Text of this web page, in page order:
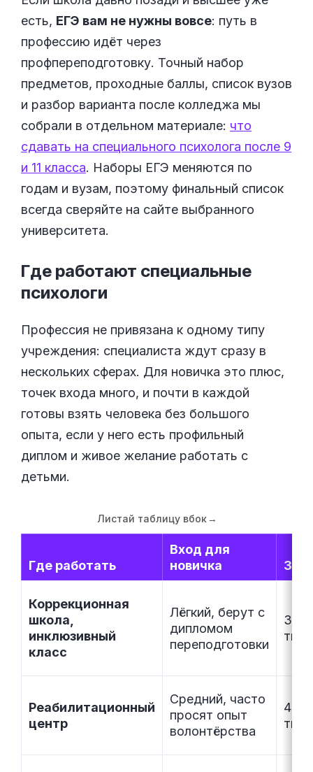
есть, ЕГЭ вам не нужны вовсе: путь в
профессию идёт через
профпереподготовку. Точный набор
предметов, проходные баллы, список вузов
и разбор варианта после колледжа мы
собрали в отдельном материале: что
сдавать на специального психолога после 9
и 11 класса. Наборы ЕГЭ меняются по
годам и вузам, поэтому финальный список
всегда сверяйте на сайте выбранного
университета.
Где работают специальные
психологи
Профессия не привязана к одному типу
учреждения: специалиста ждут сразу в
нескольких сферах. Для новичка это плюс,
точек входа много, и почти в каждой
готовы взять человека без большого
опыта, если у него есть профильный
диплом и живое желание работать с
детьми.
Листай таблицу вбок→
Где работать
Вход для
новичка
Коррекционная
школа,
инклюзивный
класс
Лёгкий, берут с
дипломом
переподготовки
Реабилитационный
центр
Средний, часто
просят опыт
волонтёрства